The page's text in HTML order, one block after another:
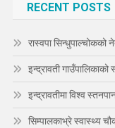
RECENT POSTS
रास्वपा सिन्धुपाल्चोकको
इन्द्रावती
इन्द्रावतीमा विश्व
सिम्पालकाभ्रे स्वास्थ्य